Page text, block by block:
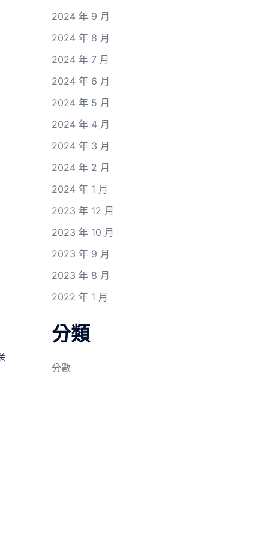
2024 年 9 月
2024 年 8 月
2024 年 7 月
2024 年 6 月
2024 年 5 月
2024 年 4 月
2024 年 3 月
2024 年 2 月
2024 年 1 月
2023 年 12 月
2023 年 10 月
2023 年 9 月
2023 年 8 月
2022 年 1 月
分類
分數